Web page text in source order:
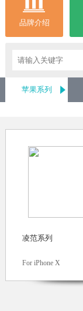
品牌介绍
苹果系列
凌范系列
For iPhone X